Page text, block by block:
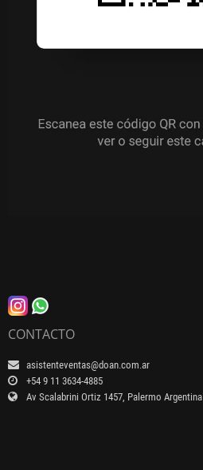
CONTACTO
asistenteventas@doan.com.ar
+54 9 11 3634-4885
Av Scalabrini Ortiz 1457, Palermo Argentina